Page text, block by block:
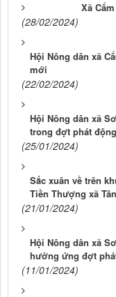
Xã
(28/02/2024)
Hội Nông dân xã
mới
(22/02/2024)
Hội Nông dân xã
trong đợt phát
(25/01/2024)
Sắc xuân về trên
Tiền Thượng xã
(21/01/2024)
Hội Nông dân xã
hưởng ứng đợt
(11/01/2024)